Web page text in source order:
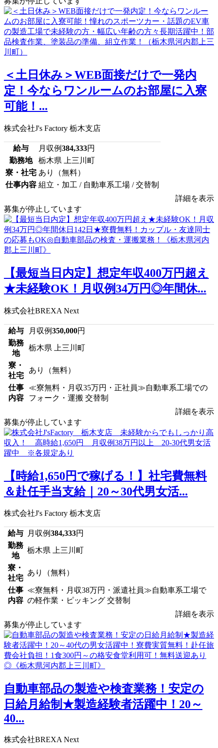
＜土日休み＞WEB面接だけで一発内
定！今ならワンルームのお部屋に入寮
可能！...
株式会社J's Factory 栃木支店
給与 月収例384,333円
勤務地
栃木県 上三川町
寮・社宅 あり（無料）
仕事内容 組立・加工 / 自動車系工場 / 交替制
詳細を表示
募集が停止しています
【最短当日内定】想定年収400万円超え
★未経験OK！月収例34万円◎年間休...
株式会社BREXA Next
給与 月収例350,000円
勤務
地
栃木県 上三川町
寮・
社宅
あり（無料）
仕事
内容
≪寮無料・月収35万円・正社員≫自動車系工場での
フォーク・運搬 交替制
詳細を表示
募集が停止しています
【時給1,650円で稼げる！】社宅費無料
＆赴任手当支給｜20～30代男女活...
株式会社J's Factory 栃木支店
給与 月収例384,333円
勤務
地
栃木県 上三川町
寮・
社宅
あり（無料）
仕事
内容
≪寮無料・月収38万円・派遣社員≫自動車系工場で
の軽作業・ピッキング 交替制
詳細を表示
募集が停止しています
自動車部品の製造や検査業務！安定の
日給月給制★製造経験者活躍中！20～
40...
株式会社BREXA Next